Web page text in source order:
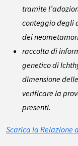
tramite
conteggio degli
dei
raccolta di
genetico di
dimensione
verificare la
presenti.
Scarica la Relazione